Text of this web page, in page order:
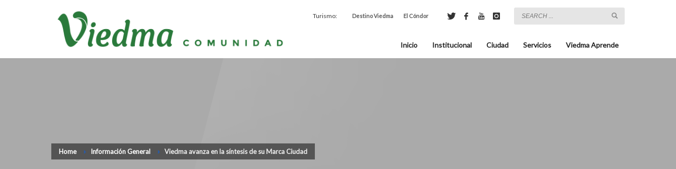
Turismo: Destino Viedma El Cóndor
Inicio Institucional Ciudad Servicios Viedma Aprende
Home Información General Viedma avanza en la síntesis de su Marca Ciudad